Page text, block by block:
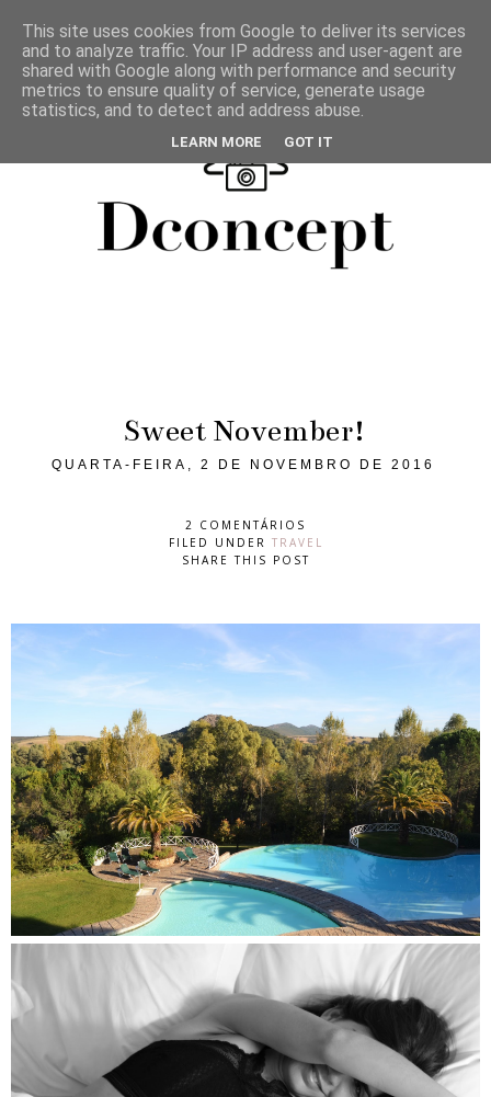
Sweet November!
QUARTA-FEIRA, 2 DE NOVEMBRO DE 2016
2 COMENTÁRIOS
FILED UNDER TRAVEL
SHARE THIS POST
This site uses cookies from Google to deliver its services
and to analyze traffic. Your IP address and user-agent are
shared with Google along with performance and security
metrics to ensure quality of service, generate usage
statistics, and to detect and address abuse.
LEARN MORE GOT IT